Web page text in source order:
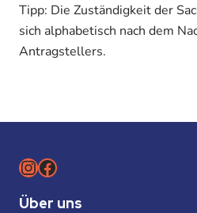
Tipp: Die Zuständigkeit der
sich alphabetisch nach dem
Antragstellers.
Instagram
Facebook
Über uns